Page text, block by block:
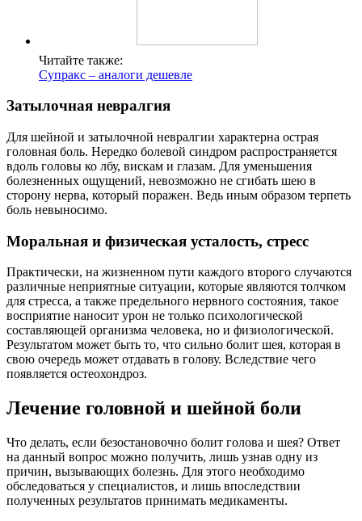
Читайте также:
Супракс – аналоги дешевле
Затылочная невралгия
Для шейной и затылочной невралгии характерна острая
головная боль. Нередко болевой синдром распространяется
вдоль головы ко лбу, вискам и глазам. Для уменьшения
болезненных ощущений, невозможно не сгибать шею в
сторону нерва, который поражен. Ведь иным образом терпеть
боль невыносимо.
Моральная и физическая усталость, стресс
Практически, на жизненном пути каждого второго случаются
различные неприятные ситуации, которые являются толчком
для стресса, а также предельного нервного состояния, такое
восприятие наносит урон не только психологической
составляющей организма человека, но и физиологической.
Результатом может быть то, что сильно болит шея, которая в
свою очередь может отдавать в голову. Вследствие чего
появляется остеохондроз.
Лечение головной и шейной боли
Что делать, если безостановочно болит голова и шея? Ответ
на данный вопрос можно получить, лишь узнав одну из
причин, вызывающих болезнь. Для этого необходимо
обследоваться у специалистов, и лишь впоследствии
полученных результатов принимать медикаменты.